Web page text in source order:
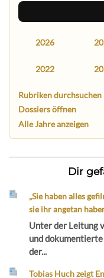
2026
2022
Rubriken durchsuchen
Dossiers öffnen
Alle Jahre anzeigen
Dir
„Sie haben alles
sie ihr angetan
Unter der Leitung
und
der...
Tobias Huch zeigt